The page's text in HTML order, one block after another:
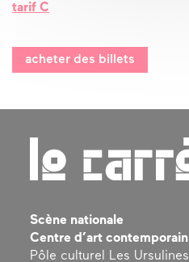
tarif C
acheter des billets
Scène nationale
Centre d’art contemporain
Pôle culturel Les Ursulines